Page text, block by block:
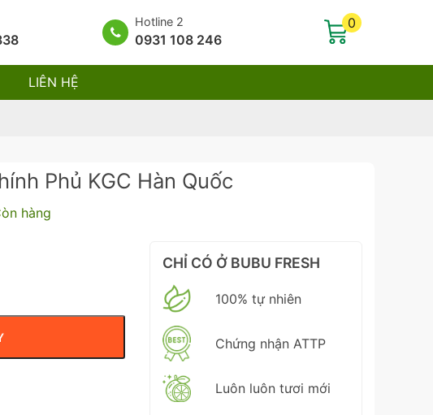
Hotline 2
0931 108 246
0
LIÊN HỆ
Phủ KGC Hàn Quốc
hàng
CHỈ CÓ Ở BUBU FRESH
100% tự nhiên
Chứng nhận ATTP
Luôn luôn tươi mới